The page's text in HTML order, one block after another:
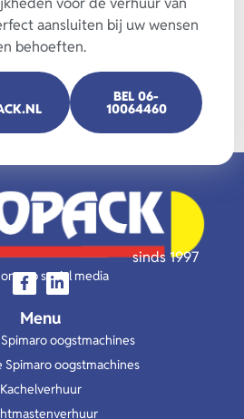
aansluiten bij uw wensen
behoeften.
BEL 06-
10064460
sinds 1997
op social media
Menu
oogstmachines
Spimaro oogstmachines
Kachelverhuur